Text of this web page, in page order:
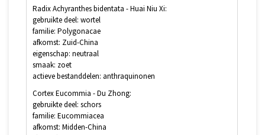
Radix Achyranthes bidentata - Huai Niu Xi:
gebruikte deel: wortel
familie: Polygonacae
afkomst: Zuid-China
eigenschap: neutraal
smaak: zoet
actieve bestanddelen: anthraquinonen
Cortex Eucommia - Du Zhong:
gebruikte deel: schors
familie: Eucommiacea
afkomst: Midden-China